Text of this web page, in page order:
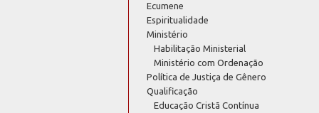
Ecumene
Espiritualidade
Ministério
Habilitação Ministerial
Ministério com Ordenação
Política de Justiça de Gênero
Qualificação
Educação Cristã Contínua